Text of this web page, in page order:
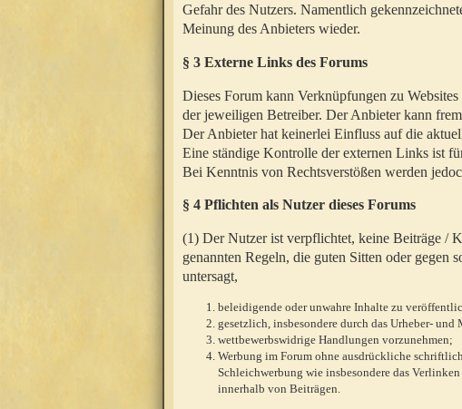
Gefahr des Nutzers. Namentlich
Meinung des Anbieters wieder.
§ 3 Externe Links des Forums
Dieses Forum kann Verknüpfungen zu
der jeweiligen Betreiber. Der Anbieter kann
Der Anbieter hat keinerlei Einfluss auf die
Eine ständige Kontrolle der externen Links ist
Bei Kenntnis von Rechtsverstößen werden
§ 4 Pflichten als Nutzer dieses Forums
(1) Der Nutzer ist verpflichtet, keine Beiträge /
genannten Regeln, die guten Sitten oder gegen
untersagt,
beleidigende oder unwahre Inhalte zu
gesetzlich, insbesondere durch das Urheber-
wettbewerbswidrige Handlungen vorzunehmen;
Werbung im Forum ohne ausdrückliche
Schleichwerbung wie insbesondere das
innerhalb von Beiträgen.